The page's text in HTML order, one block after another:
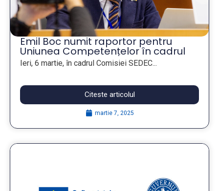
Emil Boc numit raportor pentru
Uniunea Competențelor în cadrul
CoR
Ieri, 6 martie, în cadrul Comisiei SEDEC...
Citeste articolul
martie 7, 2025